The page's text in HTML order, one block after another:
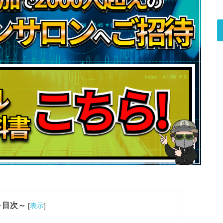
目次～ [表示]